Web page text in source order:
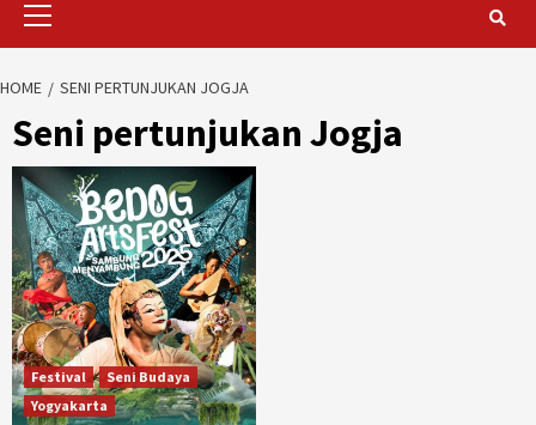
HOME SENI PERTUNJUKAN JOGJA
Seni pertunjukan Jogja
Festival
Seni Budaya
Yogyakarta